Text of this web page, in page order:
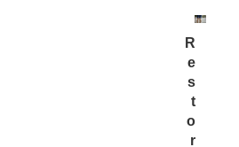
R
e
s
t
o
r